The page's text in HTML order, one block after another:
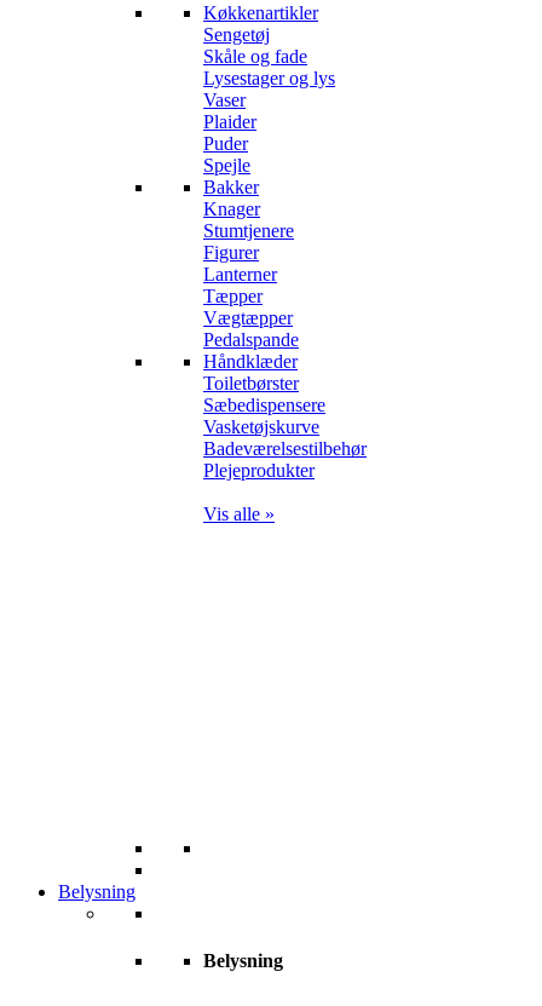
Køkkenartikler
Sengetøj
Skåle og fade
Lysestager og lys
Vaser
Plaider
Puder
Spejle
Bakker
Knager
Stumtjenere
Figurer
Lanterner
Tæpper
Vægtæpper
Pedalspande
Håndklæder
Toiletbørster
Sæbedispensere
Vasketøjskurve
Badeværelsestilbehør
Plejeprodukter
Vis alle »
Belysning
Belysning